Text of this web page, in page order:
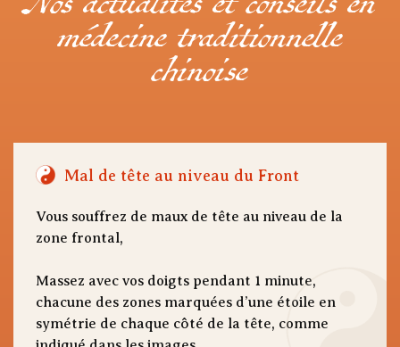
médecine traditionnelle
chinoise
Mal de tête au niveau du Front
Vous souffrez de maux de tête au niveau de la
zone frontal,
Massez avec vos doigts pendant 1 minute,
chacune des zones marquées d’une étoile en
symétrie de chaque côté de la tête, comme